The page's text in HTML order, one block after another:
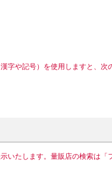
字や記号）を使用しますと、次
いたします。量販店の検索は「